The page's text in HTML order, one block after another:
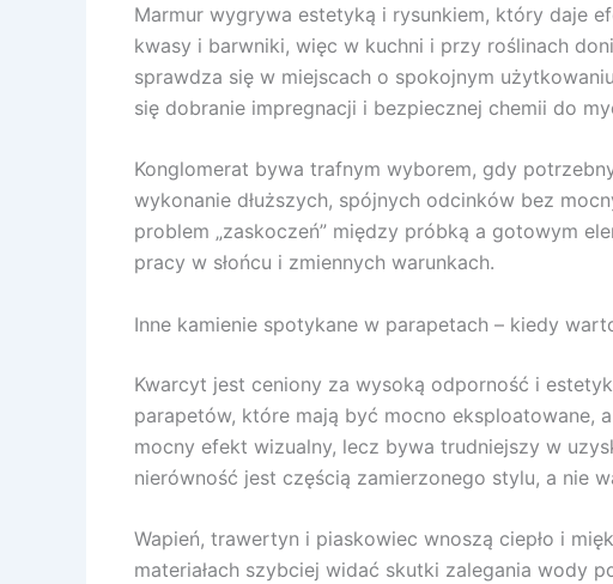
Marmur wygrywa estetyką i rysunkiem, który daje
kwasy i barwniki, więc w kuchni i przy roślinach
sprawdza się w miejscach o spokojnym
się dobranie impregnacji i bezpiecznej chemii do
Konglomerat bywa trafnym wyborem, gdy
wykonanie dłuższych, spójnych odcinków bez
problem „zaskoczeń” między próbką a gotowym
pracy w słońcu i zmiennych warunkach.
Inne kamienie spotykane w parapetach – kiedy
Kwarcyt jest ceniony za wysoką odporność i
parapetów, które mają być mocno eksploatowane,
mocny efekt wizualny, lecz bywa trudniejszy w
nierówność jest częścią zamierzonego stylu, a nie
Wapień, trawertyn i piaskowiec wnoszą ciepło i
materiałach szybciej widać skutki zalegania wody